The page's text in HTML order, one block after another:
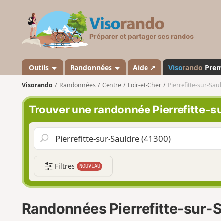
s
a
n
d
o
Outils Randonnées Aide ↗ Visorando
Visorando Randonnées Centre Loir-et-Cher Pierrefitte-sur-
Trouver une randonnée Pierrefitte-
Filtres NOUVEAU
Randonnées Pierrefitte-sur-